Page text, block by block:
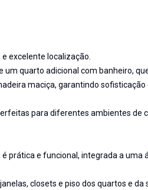
excelente localização.
um quarto adicional com banheiro,
maciça, garantindo sofisticação
para diferentes ambientes de
prática e funcional, integrada a uma
closets e piso dos quartos e